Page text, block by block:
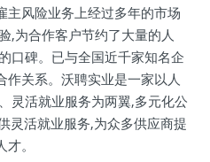
主风险业务上经过多年的市场
,为合作客户节约了大量的人
口碑。已与全国近千家知名企
作关系。沃聘实业是一家以人
灵活就业服务为两翼,多元化公
灵活就业服务,为众多供应商提
。